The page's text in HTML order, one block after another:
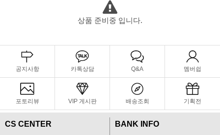
상품 준비중 입니다.
공지사항 카톡상담 Q&A 멤버쉽
포토리뷰 VIP 게시판 배송조회 기획전
CS CENTER
BANK INFO